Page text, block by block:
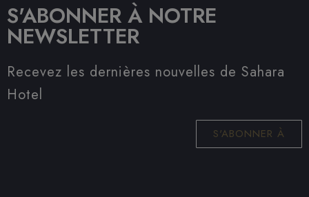
S'ABONNER À NOTRE
NEWSLETTER
Recevez les dernières nouvelles de Sahara
Hotel
S'ABONNER À